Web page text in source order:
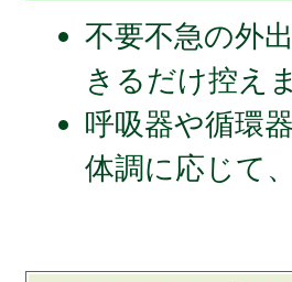
不要不急の外
きるだけ控え
呼吸器や循環
体調に応じて